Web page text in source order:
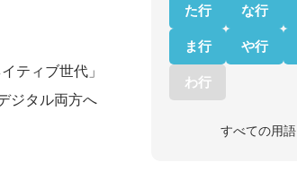
ティブ世代」
ジタル両方へ
た行 な行
ま行 や行
わ行
すべての用語